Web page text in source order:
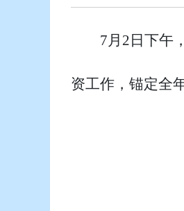
7月2日下午
资工作，锚定全